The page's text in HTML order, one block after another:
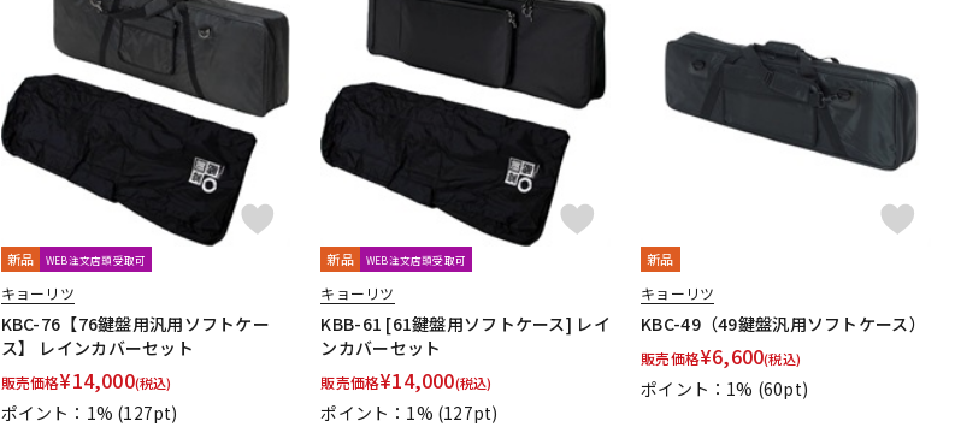
DTM オンラ
イン納品
レコーディン
グ機器 機器
楽器アクセサ
新品 WEB注文店頭受取可
キョーリツ
KBC-76【76鍵盤用汎用ソフトケー
ス】 レインカバーセット
販売価格¥14,000(税込)
ポイント：1% (127pt)
新品 WEB注文店頭受取可
キョーリツ
KBB-61 [61鍵盤用ソフトケース] レイ
ンカバーセット
販売価格¥14,000(税込)
ポイント：1% (127pt)
新品
キョーリツ
KBC-49（49鍵盤汎用ソフトケース）
販売価格¥6,600(税込)
ポイント：1% (60pt)